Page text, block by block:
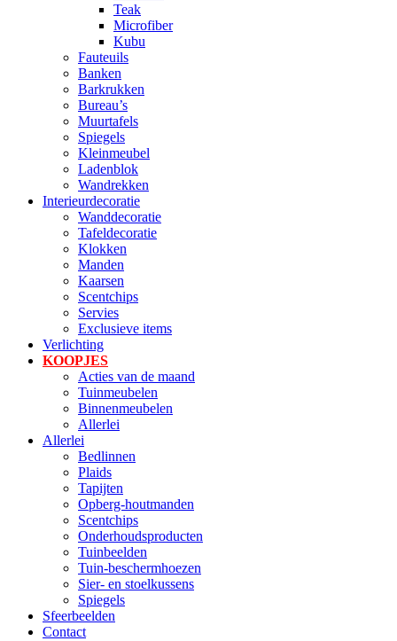
Teak
Microfiber
Kubu
Fauteuils
Banken
Barkrukken
Bureau’s
Muurtafels
Spiegels
Kleinmeubel
Ladenblok
Wandrekken
Interieurdecoratie
Wanddecoratie
Tafeldecoratie
Klokken
Manden
Kaarsen
Scentchips
Servies
Exclusieve items
Verlichting
KOOPJES
Acties van de maand
Tuinmeubelen
Binnenmeubelen
Allerlei
Allerlei
Bedlinnen
Plaids
Tapijten
Opberg-houtmanden
Scentchips
Onderhoudsproducten
Tuinbeelden
Tuin-beschermhoezen
Sier- en stoelkussens
Spiegels
Sfeerbeelden
Contact